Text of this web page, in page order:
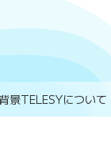
景TELESYについて